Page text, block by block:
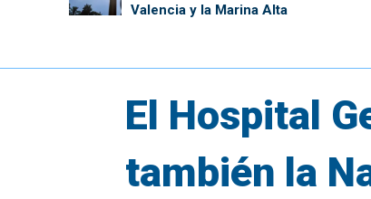
Valencia y la Marina Alta
El Hospital
también la